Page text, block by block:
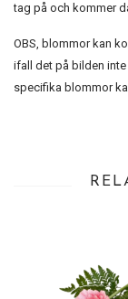
tag på och kommer
OBS, blommor kan
ifall det på bilden
specifika blommor